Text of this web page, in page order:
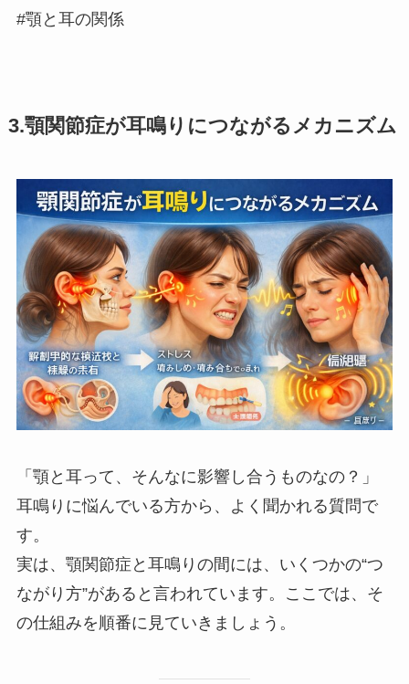
#顎と耳の関係
3.顎関節症が耳鳴りにつながるメカニズム
「顎と耳って、そんなに影響し合うものなの？」
耳鳴りに悩んでいる方から、よく聞かれる質問で
す。
実は、顎関節症と耳鳴りの間には、いくつかの“つ
ながり方”があると言われています。ここでは、そ
の仕組みを順番に見ていきましょう。